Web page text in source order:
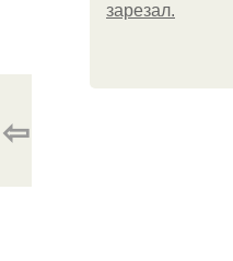
зарезал.
⇦